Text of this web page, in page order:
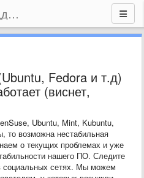
Joxi - сообщество поддержки
Fedora и т.д)
(виснет,
Ubuntu, Mint, Kubuntu,
то возможна нестабильная
о текущих проблемах и уже
нашего ПО. Следите
социальных сетях. Мы можем